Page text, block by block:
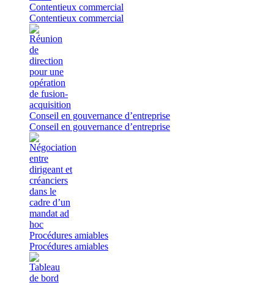
Contentieux commercial
Contentieux commercial
Conseil en gouvernance d’entreprise
Conseil en gouvernance d’entreprise
Procédures amiables
Procédures amiables